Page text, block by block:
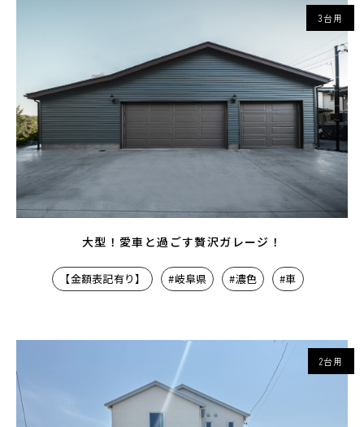
3台用
大型！愛車と過ごす贅沢ガレージ！
【金額表記有り】 #岐阜県 #濃色 #車
2台用